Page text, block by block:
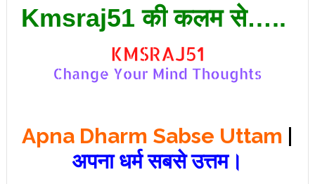
Kmsraj51 की कलम से…..
Apna Dharm Sabse Uttam
अपना धर्म सबसे उत्तम।